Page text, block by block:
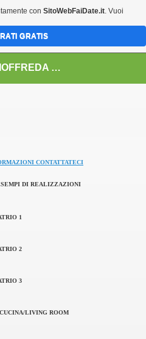
PAOLO GIOFFREDA architetto
CONTATTATECI
DI REALIZZAZIONI
1
2
3
LIVING ROOM
con SitoWebFaiDate.it. Vuoi
GRATIS